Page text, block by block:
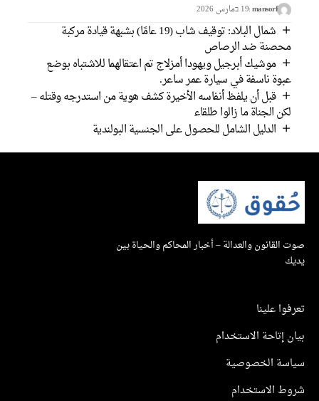
mansorf 19 בمارس 2026
شمال البلاد: توقيف شاب (19 عامًا) بشبهة قيادة مركبة
محصنة ضد الرصاص
موشيك أبرجيل ويهودا أمزلاج تم اعتقالهما للاشتباه بوضع
عبوة ناسفة في سيارة عمر ساعر.
قبل أن يلفظ أنفاسه الأخيرة كشف هوية من استدرجه وقتله –
لكن الجناة ما زالوا طلقاء
الدليل الشامل للحصول على الجنسية البولندية
والعدالة – أخبار المحاكم والحياة بين
علينا
إتاحة الاستخدام
الخصوصية
الاستخدام